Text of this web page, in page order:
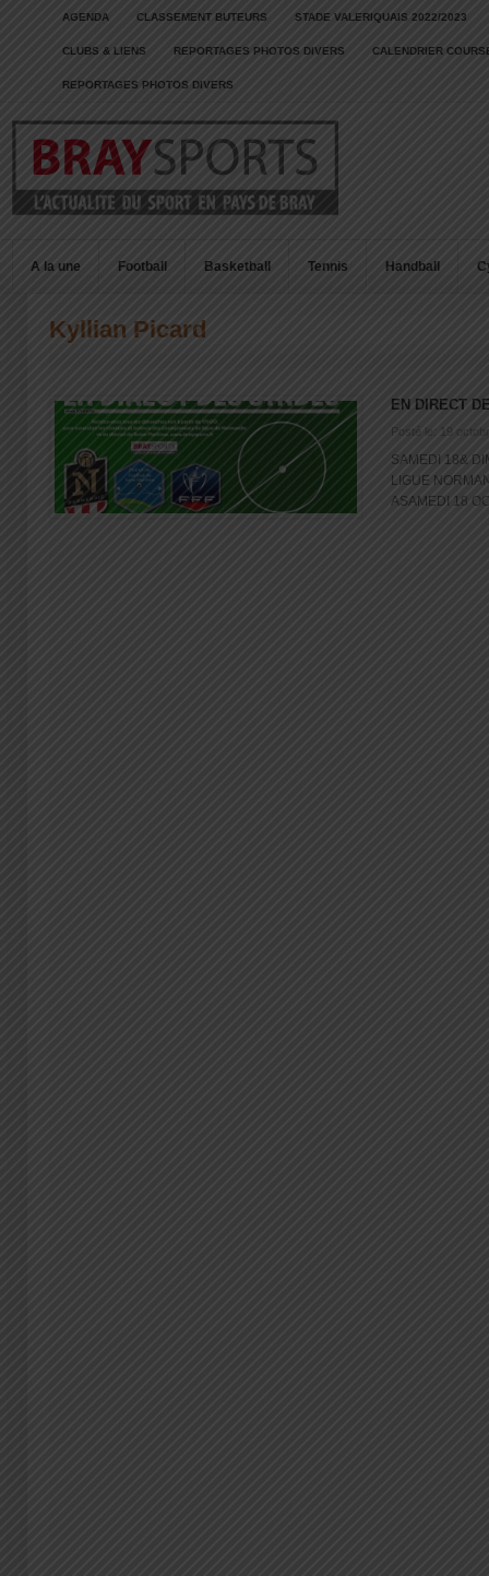
AGENDA CLASSEMENT BUTEURS STADE VALERIQUAIS 2022/2023
CLUBS & LIENS REPORTAGES PHOTOS DIVERS CALENDRIER
REPORTAGES PHOTOS DIVERS
A la une Football Basketball Tennis Handball
Kyllian Picard
EN DIRECT
Posté le: 19
SAMEDI 18&
LIGUE
ASAMEDI 18